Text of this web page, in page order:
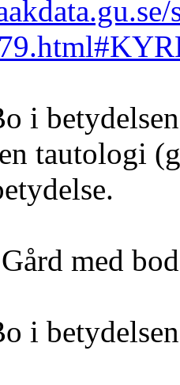
i
tautologi
med
i